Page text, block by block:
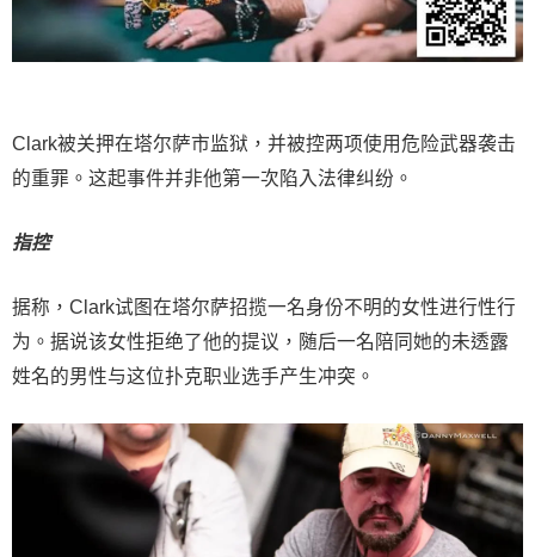
Clark被关押在塔尔萨市监狱，并被控两项使用危险武器袭击
的重罪。这起事件并非他第一次陷入法律纠纷。
指控
据称，Clark试图在塔尔萨招揽一名身份不明的女性进行性行
为。据说该女性拒绝了他的提议，随后一名陪同她的未透露
姓名的男性与这位扑克职业选手产生冲突。